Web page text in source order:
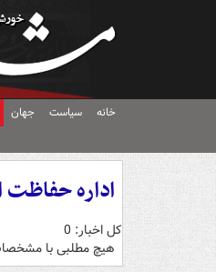
خانه سیاست جهان
اداره
کل اخبار: 0
هیچ مطلبی با